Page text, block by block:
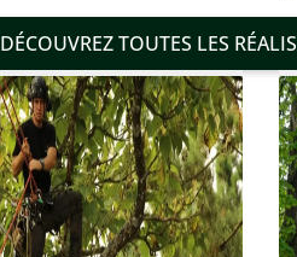
DÉCOUVREZ TOUTES LES